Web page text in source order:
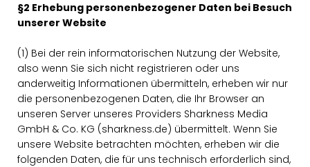
§2 Erhebung personenbezogener Daten bei Besuch
unserer Website
(1) Bei der rein informatorischen Nutzung der Website,
also wenn Sie sich nicht registrieren oder uns
anderweitig Informationen übermitteln, erheben wir nur
die personenbezogenen Daten, die Ihr Browser an
unseren Server unseres Providers Sharkness Media
GmbH & Co. KG (sharkness.de) übermittelt. Wenn Sie
unsere Website betrachten möchten, erheben wir die
folgenden Daten, die für uns technisch erforderlich sind,